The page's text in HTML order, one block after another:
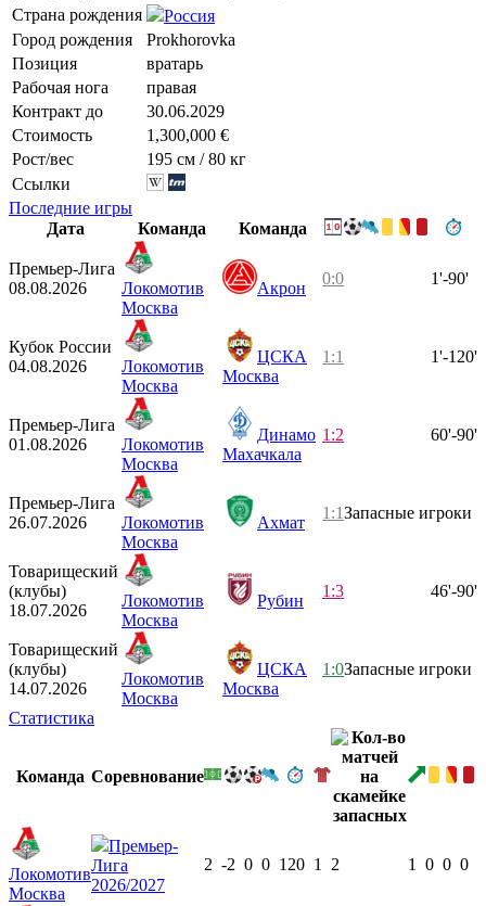
Страна рождения
Россия
Город рождения
Prokhorovka
Позиция
вратарь
Рабочая нога
правая
Контракт до
30.06.2029
Стоимость
1,300,000 €
Рост/вес
195 см / 80 кг
Ссылки
Последние игры
Дата
Команда Команда
Премьер-Лига
08.08.2026
Локомотив
Москва
Акрон
0:0 1'-90'
Кубок России
04.08.2026
Локомотив
Москва
ЦСКА
Москва
1:1 1'-120'
Премьер-Лига
01.08.2026
Локомотив
Москва
Динамо
Махачкала
1:2 60'-90'
Премьер-Лига
26.07.2026
Локомотив
Москва
Ахмат
1:1Запасные игроки
Товарищеский
(клубы)
18.07.2026
Локомотив
Москва
Рубин
1:3 46'-90'
Товарищеский
(клубы)
14.07.2026
Локомотив
Москва
ЦСКА
Москва
1:0Запасные игроки
Статистика
Команда Соревнование
Локомотив
Москва
Премьер-
Лига
2026/2027
2 -2 0 0 120 1 2 1 0 0 0